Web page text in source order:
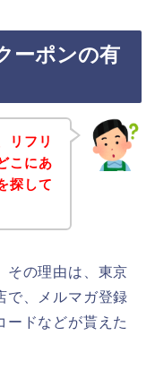
ーポンの有
リフリ
こにあ
探して
その理由は、東京
で、メルマガ登録
ードなどが貰えた